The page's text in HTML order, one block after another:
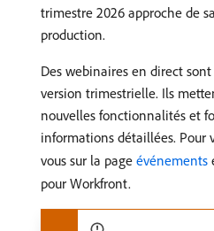
trimestre 2026 approche de
production.
Des webinaires en direct
version trimestrielle. Ils
nouvelles fonctionnalités et
informations détaillées. Pour
vous sur la page événements
pour Workfront.